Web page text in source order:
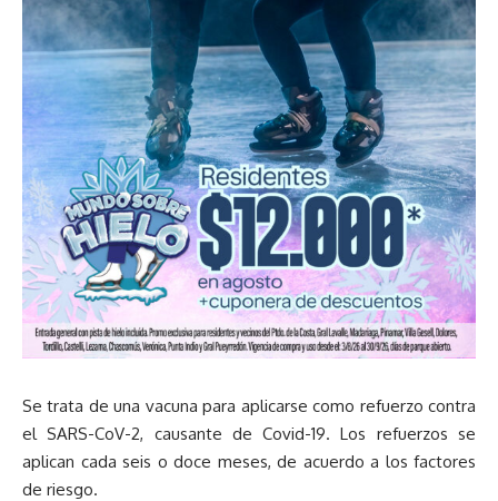
Se trata de una vacuna para aplicarse como refuerzo contra
el SARS-CoV-2, causante de Covid-19. Los refuerzos se
aplican cada seis o doce meses, de acuerdo a los factores
de riesgo.